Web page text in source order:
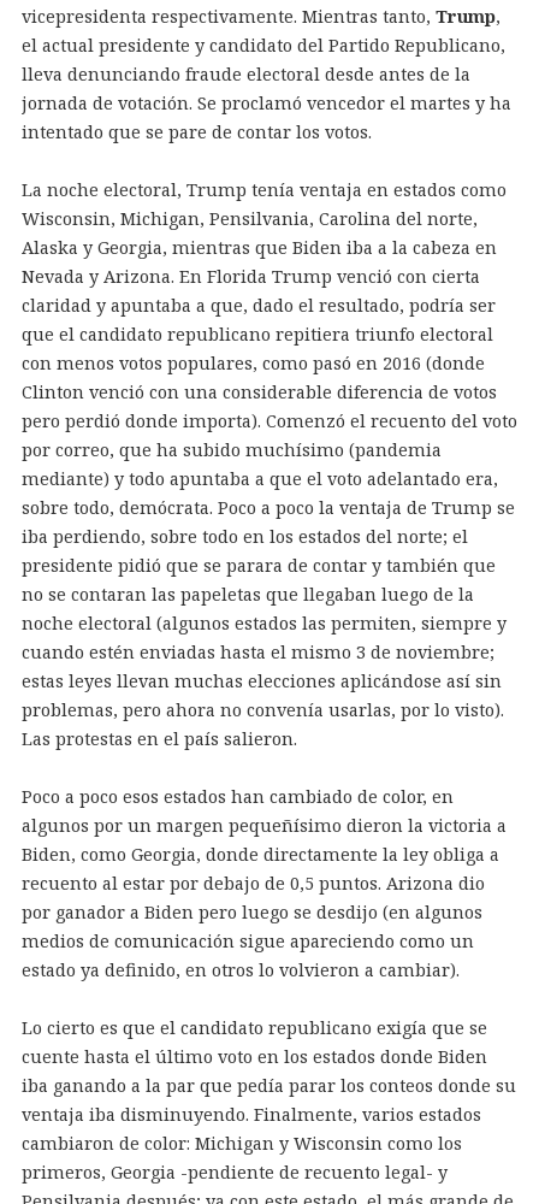
vicepresidenta respectivamente. Mientras tanto, Trump,
el actual presidente y candidato del Partido Republicano,
lleva denunciando fraude electoral desde antes de la
jornada de votación. Se proclamó vencedor el martes y ha
intentado que se pare de contar los votos.
La noche electoral, Trump tenía ventaja en estados como
Wisconsin, Michigan, Pensilvania, Carolina del norte,
Alaska y Georgia, mientras que Biden iba a la cabeza en
Nevada y Arizona. En Florida Trump venció con cierta
claridad y apuntaba a que, dado el resultado, podría ser
que el candidato republicano repitiera triunfo electoral
con menos votos populares, como pasó en 2016 (donde
Clinton venció con una considerable diferencia de votos
pero perdió donde importa). Comenzó el recuento del voto
por correo, que ha subido muchísimo (pandemia
mediante) y todo apuntaba a que el voto adelantado era,
sobre todo, demócrata. Poco a poco la ventaja de Trump se
iba perdiendo, sobre todo en los estados del norte; el
presidente pidió que se parara de contar y también que
no se contaran las papeletas que llegaban luego de la
noche electoral (algunos estados las permiten, siempre y
cuando estén enviadas hasta el mismo 3 de noviembre;
estas leyes llevan muchas elecciones aplicándose así sin
problemas, pero ahora no convenía usarlas, por lo visto).
Las protestas en el país salieron.
Poco a poco esos estados han cambiado de color, en
algunos por un margen pequeñísimo dieron la victoria a
Biden, como Georgia, donde directamente la ley obliga a
recuento al estar por debajo de 0,5 puntos. Arizona dio
por ganador a Biden pero luego se desdijo (en algunos
medios de comunicación sigue apareciendo como un
estado ya definido, en otros lo volvieron a cambiar).
Lo cierto es que el candidato republicano exigía que se
cuente hasta el último voto en los estados donde Biden
iba ganando a la par que pedía parar los conteos donde su
ventaja iba disminuyendo. Finalmente, varios estados
cambiaron de color: Michigan y Wisconsin como los
primeros, Georgia -pendiente de recuento legal- y